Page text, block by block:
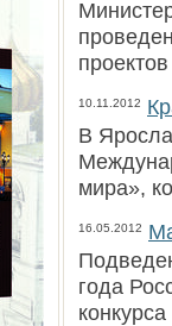
10.11.2012
В
мира»,
16.05.2012
года
конкурса